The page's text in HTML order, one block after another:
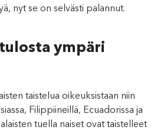
nyt se on selvästi palannut.
ympäri
taistelua oikeuksistaan niin
Filippiineillä, Ecuadorissa ja
tuella naiset ovat taistelleet